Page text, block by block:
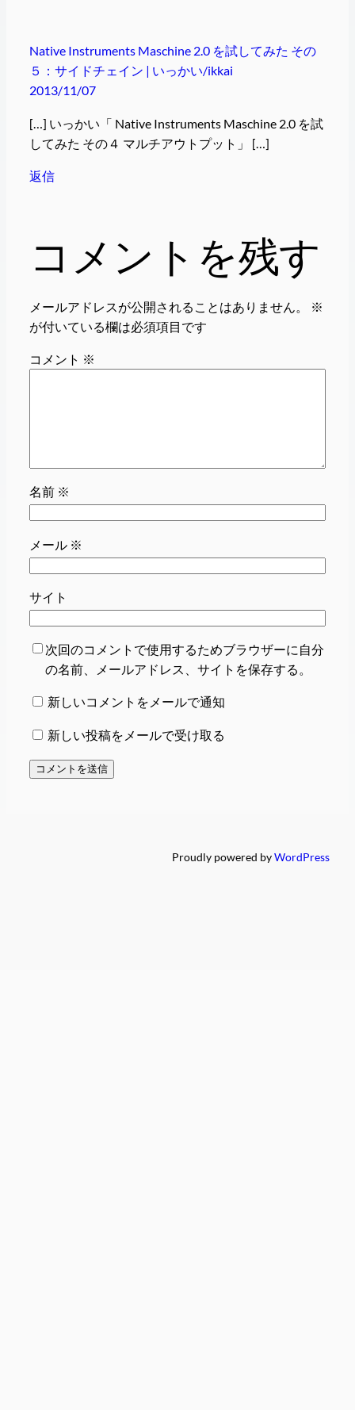
Native Instruments Maschine 2.0 を試してみた その
５：サイドチェイン | いっかい/ikkai
2013/11/07
[…] いっかい「 Native Instruments Maschine 2.0 を試
してみた その４ マルチアウトプット」 […]
返信
コメントを残す
メールアドレスが公開されることはありません。
※
が付いている欄は必須項目です
コメント ※
名前 ※
メール ※
サイト
次回のコメントで使用するためブラウザーに自分
の名前、メールアドレス、サイトを保存する。
新しいコメントをメールで通知
新しい投稿をメールで受け取る
Proudly powered byWordPress